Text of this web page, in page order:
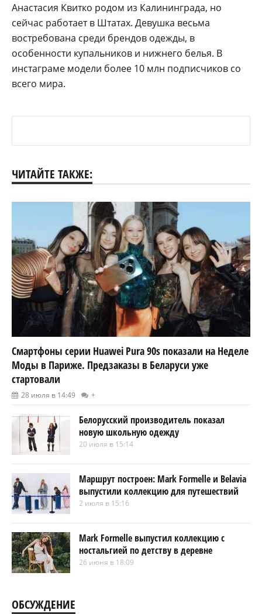
Анастасия Квитко родом из Калининграда, но
сейчас работает в Штатах. Девушка весьма
востребована среди брендов одежды, в
особенности купальников и нижнего белья. В
инстаграме модели более 10 млн подписчиков со
всего мира.
ЧИТАЙТЕ ТАКЖЕ:
Смартфоны серии Huawei Pura 90s показали на Неделе
Моды в Париже. Предзаказы в Беларуси уже
стартовали
28 июля в 14:49 +
Белорусский производитель показал
новую школьную одежду
20 июля в 15:14
Маршрут построен: Mark Formelle и Belavia
выпустили коллекцию для путешествий
2 июля в 15:16
Mark Formelle выпустил коллекцию с
ностальгией по детству в деревне
26 июня в 18:09
ОБСУЖДЕНИЕ